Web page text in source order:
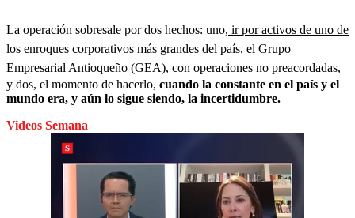
La operación sobresale por dos hechos: uno, ir por activos de uno de
los enroques corporativos más grandes del país, el Grupo
Empresarial Antioqueño (GEA), con operaciones no preacordadas,
y dos, el momento de hacerlo, cuando la constante en el país y el
mundo era, y aún lo sigue siendo, la incertidumbre.
Videos Semana